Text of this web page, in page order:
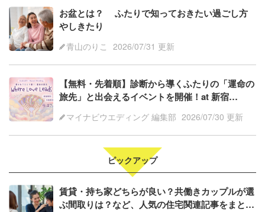
お盆とは？ ふたりで知っておきたい過ごし方
やしきたり
青山のりこ 2026/07/31 更新
【無料・先着順】診断から導くふたりの「運命の
旅先」と出会えるイベントを開催！at 新宿
マイナビウエディング 編集部 2026/07/30 更新
ピックアップ
賃貸・持ち家どちらが良い？共働きカップルが選
ぶ間取りは？など、人気の住宅関連記事をまとめ